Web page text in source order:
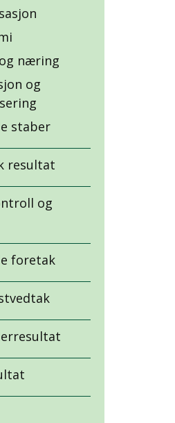
næring
og
staber
resultat
og
foretak